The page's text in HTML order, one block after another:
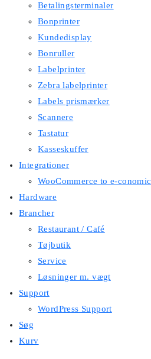
Betalingsterminaler
Bonprinter
Kundedisplay
Bonruller
Labelprinter
Zebra labelprinter
Labels prismærker
Scannere
Tastatur
Kasseskuffer
Integrationer
WooCommerce to e-conomic
Hardware
Brancher
Restaurant / Café
Tøjbutik
Service
Løsninger m. vægt
Support
WordPress Support
Søg
Kurv